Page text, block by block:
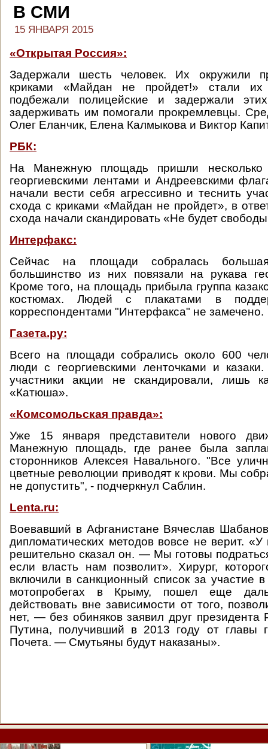
В СМИ
15 ЯНВАРЯ 2015
«Открытая Россия»:
Задержали шесть человек. Их окружили
криками «Майдан не пройдет!» стали
подбежали полицейские и задержали
задерживать им помогали прокремлевцы.
Олег Еланчик, Елена Калмыкова и Виктор
РБК:
На Манежную площадь пришли несколько
георгиевскими лентами и Андреевскими
начали вести себя агрессивно и теснить
схода с криками «Майдан не пройдет», в
схода начали скандировать «Не будет
Интерфакс:
Сейчас на площади собралась
большинство из них повязали на рукава
Кроме того, на площадь прибыла группа
костюмах. Людей с плакатами в
корреспондентами "Интерфакса" не замечено.
Газета.ру:
Всего на площади собрались около 600
люди с георгиевскими ленточками и казаки.
участники акции не скандировали, лишь
«Катюша».
«Комсомольская правда»:
Уже 15 января представители нового
Манежную площадь, где ранее была
сторонников Алексея Навального. "Все
цветные революции приводят к крови. Мы
не допустить", - подчеркнул Саблин.
Lenta.ru:
Воевавший в Афганистане Вячеслав
дипломатических методов вовсе не верит.
решительно сказал он. — Мы готовы
если власть нам позволит». Хирург,
включили в санкционный список за участие
мотопробегах в Крыму, пошел еще
действовать вне зависимости от того,
нет, — без обиняков заявил друг
Путина, получивший в 2013 году от главы
Почета. — Смутьяны будут наказаны».